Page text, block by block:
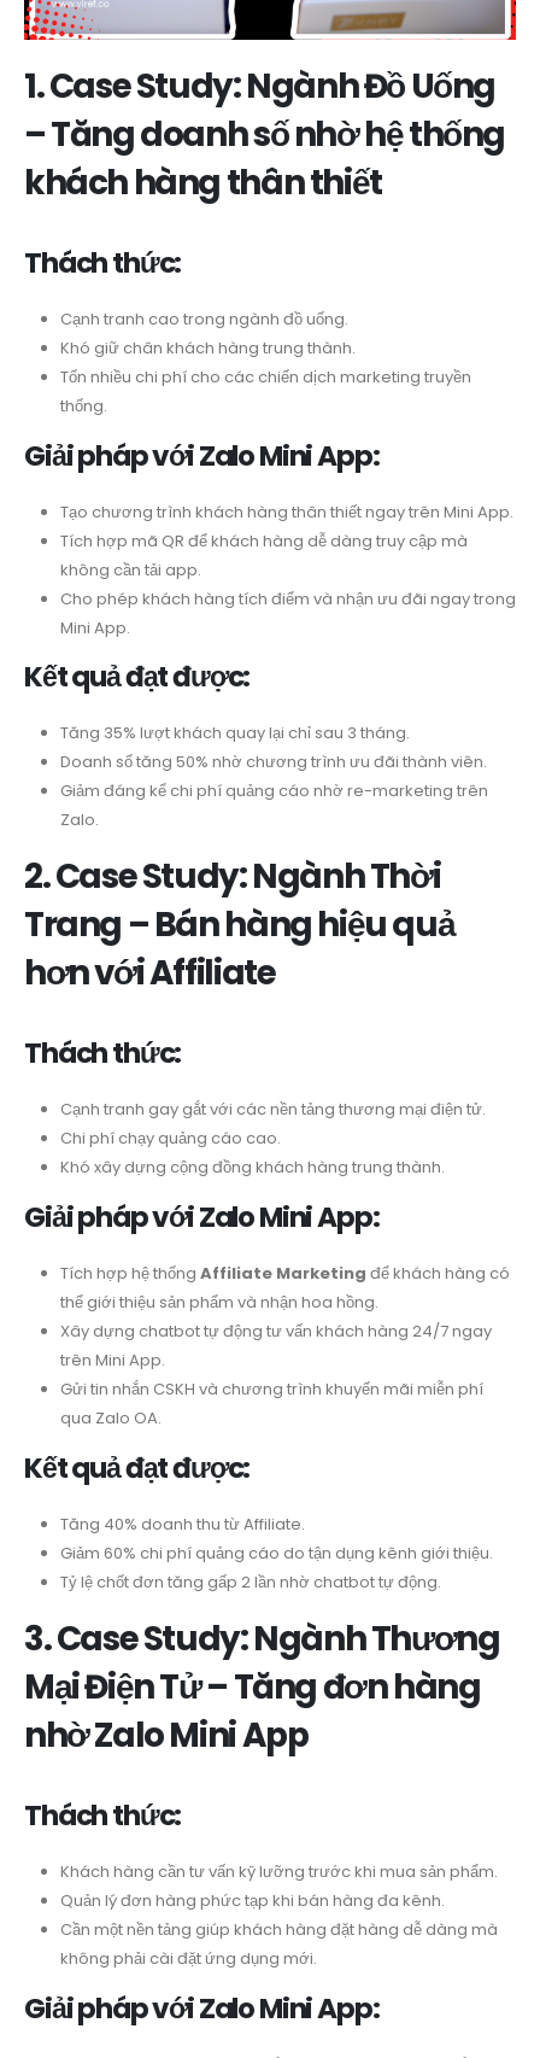
1. Case Study: Ngành Đồ Uống
– Tăng doanh số nhờ hệ thống
khách hàng thân thiết
Thách thức:
Cạnh tranh cao trong ngành đồ uống.
Khó giữ chân khách hàng trung thành.
Tốn nhiều chi phí cho các chiến dịch marketing truyền
thống.
Giải pháp với Zalo Mini App:
Tạo chương trình khách hàng thân thiết ngay trên Mini App.
Tích hợp mã QR để khách hàng dễ dàng truy cập mà
không cần tải app.
Cho phép khách hàng tích điểm và nhận ưu đãi ngay trong
Mini App.
Kết quả đạt được:
Tăng 35% lượt khách quay lại chỉ sau 3 tháng.
Doanh số tăng 50% nhờ chương trình ưu đãi thành viên.
Giảm đáng kể chi phí quảng cáo nhờ re-marketing trên
Zalo.
2. Case Study: Ngành Thời
Trang – Bán hàng hiệu quả
hơn với Affiliate
Thách thức:
Cạnh tranh gay gắt với các nền tảng thương mại điện tử.
Chi phí chạy quảng cáo cao.
Khó xây dựng cộng đồng khách hàng trung thành.
Giải pháp với Zalo Mini App:
Tích hợp hệ thống Affiliate Marketing để khách hàng có
thể giới thiệu sản phẩm và nhận hoa hồng.
Xây dựng chatbot tự động tư vấn khách hàng 24/7 ngay
trên Mini App.
Gửi tin nhắn CSKH và chương trình khuyến mãi miễn phí
qua Zalo OA.
Kết quả đạt được:
Tăng 40% doanh thu từ Affiliate.
Giảm 60% chi phí quảng cáo do tận dụng kênh giới thiệu.
Tỷ lệ chốt đơn tăng gấp 2 lần nhờ chatbot tự động.
3. Case Study: Ngành Thương
Mại Điện Tử – Tăng đơn hàng
nhờ Zalo Mini App
Thách thức:
Khách hàng cần tư vấn kỹ lưỡng trước khi mua sản phẩm.
Quản lý đơn hàng phức tạp khi bán hàng đa kênh.
Cần một nền tảng giúp khách hàng đặt hàng dễ dàng mà
không phải cài đặt ứng dụng mới.
Giải pháp với Zalo Mini App: